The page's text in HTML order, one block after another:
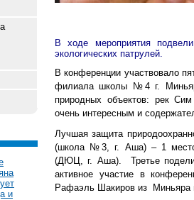
и
В ходе мероприятия
экологических патрулей.
В конференции участвовало
филиала школы №4 г.
природных объектов: рек
очень интересным и
Лучшая защита
(школа №3, г. Аша) – 1
(ДЮЦ, г. Аша). Третье
активное участие в
Рафаэль Шакиров из Миньяра